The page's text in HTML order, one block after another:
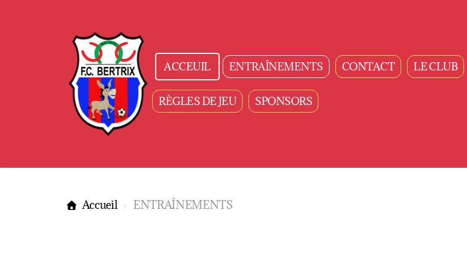
ACCEUIL ENTRAÎNEMENTS CONTACT LE CLUB
RÈGLES DE JEU SPONSORS
Accueil ENTRAÎNEMENTS